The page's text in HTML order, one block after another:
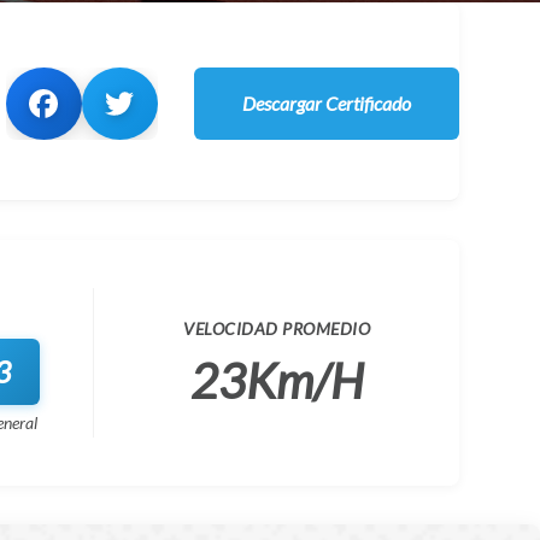
Descargar Certificado
VELOCIDAD PROMEDIO
23Km/H